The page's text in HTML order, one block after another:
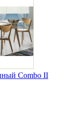
Combo II